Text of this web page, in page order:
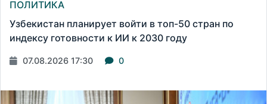
ПОЛИТИКА
Узбекистан планирует войти в топ-50 стран по
индексу готовности к ИИ к 2030 году
07.08.2026 17:30 0